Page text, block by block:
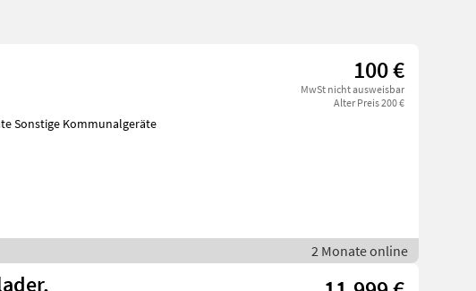
100 €
MwSt nicht ausweisbar
Alter Preis 200 €
Sonstige Kommunalgeräte
2 Monate online